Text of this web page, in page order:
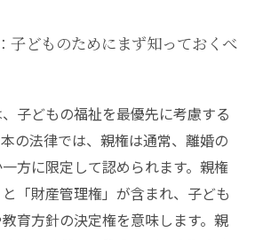
安心の法的手続とトラブル対処
養育費に関するよくある疑問
離婚後の親権・養育費問題で後
子どものためにまず知っておくべ
子どもの福祉を最優先に考慮する
の法律では、親権は通常、離婚の
方に限定して認められます。親権
「財産管理権」が含まれ、子ども
育方針の決定権を意味します。親